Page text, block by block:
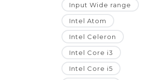
Input Wide range
Intel Atom
Intel Celeron
Intel Core i3
Intel Core i5